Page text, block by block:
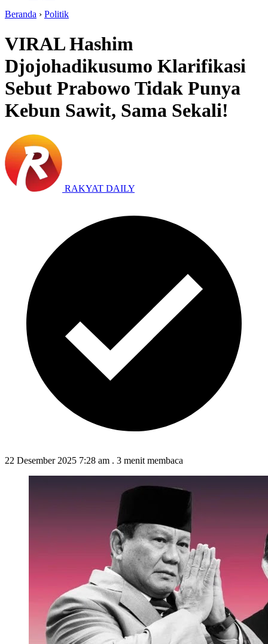
Beranda › Politik
VIRAL Hashim
Djojohadikusumo Klarifikasi
Sebut Prabowo Tidak Punya
Kebun Sawit, Sama Sekali!
RAKYAT DAILY
22 Desember 2025 7:28 am . 3 menit membaca